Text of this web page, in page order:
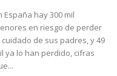
España hay 300 mil
en riesgo de perder
cuidado de sus padres, y 49
ya lo han perdido, cifras